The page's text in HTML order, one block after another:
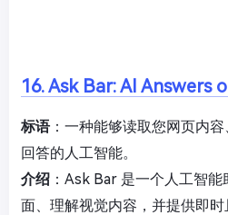
16. Ask Bar: AI Answers
标语：一种能够读取您网页内
回答的人工智能。
介绍 ：Ask Bar 是一个人工智
面、理解视觉内容，并提供即时